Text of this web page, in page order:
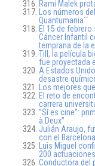
Rami Malek
Los números
Quantumania´´
El 15 de
Cáncer Infantil
temprana de la
Till, la película
fue proyectada
A Estados
desastre
Los mejores
El reto de
carrera
”Sí es cine”:
à Deux”
Julián Araujo,
con el
Luis Miguel
200 actuaciones
Conductora del